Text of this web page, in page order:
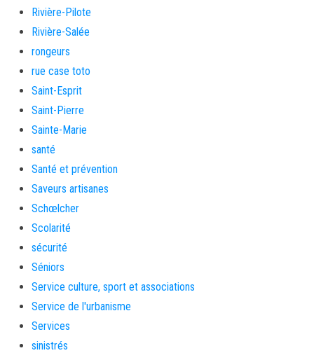
Rivière-Pilote
Rivière-Salée
rongeurs
rue case toto
Saint-Esprit
Saint-Pierre
Sainte-Marie
santé
Santé et prévention
Saveurs artisanes
Schœlcher
Scolarité
sécurité
Séniors
Service culture, sport et associations
Service de l'urbanisme
Services
sinistrés